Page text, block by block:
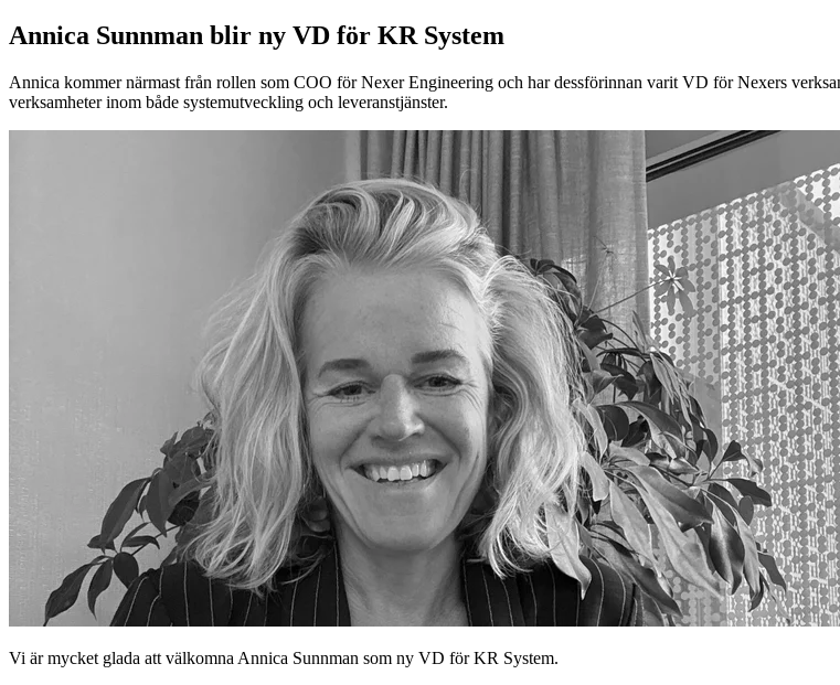
Annica Sunnman blir ny VD för KR System
Annica kommer närmast från rollen som COO för Nexer Engineering och har dessförinnan varit VD för Nexers
verksamheter inom både systemutveckling och leveranstjänster.
Vi är mycket glada att välkomna Annica Sunnman som ny VD för KR System.